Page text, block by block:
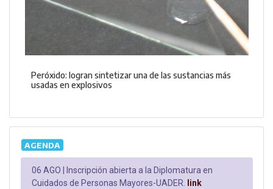
Peróxido: logran sintetizar una de las sustancias más
usadas en explosivos
AGENDA
06 AGO |
Inscripción abierta a la Diplomatura en
Cuidados de Personas Mayores-UADER. link